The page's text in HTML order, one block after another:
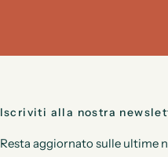
Iscriviti alla nostra
Resta aggiornato sulle ultime